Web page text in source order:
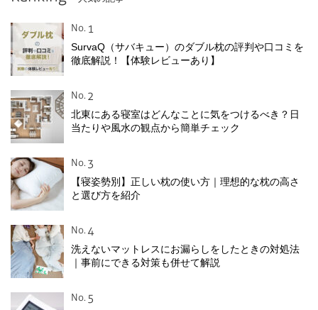
No.
SurvaQ（サバキュー）のダブル枕の評判や口コミを
徹底解説！【体験レビューあり】
No.
北東にある寝室はどんなことに気をつけるべき？日
当たりや風水の観点から簡単チェック
No.
【寝姿勢別】正しい枕の使い方｜理想的な枕の高さ
と選び方を紹介
No.
洗えないマットレスにお漏らしをしたときの対処法
｜事前にできる対策も併せて解説
No.